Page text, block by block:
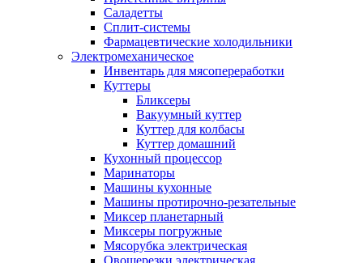
Саладетты
Сплит-системы
Фармацевтические холодильники
Электромеханическое
Инвентарь для мясопереработки
Куттеры
Бликсеры
Вакуумный куттер
Куттер для колбасы
Куттер домашний
Кухонный процессор
Маринаторы
Машины кухонные
Машины протирочно-резательные
Миксер планетарный
Миксеры погружные
Мясорубка электрическая
Овощерезки электрическая